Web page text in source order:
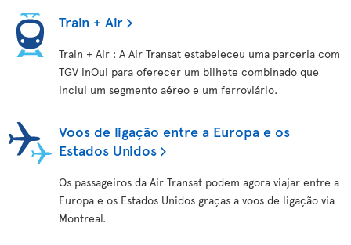
Train + Air
Train + Air : A Air Transat estabeleceu uma parceria com
TGV inOui para oferecer um bilhete combinado que
inclui um segmento aéreo e um ferroviário.
Voos de ligação entre a Europa e os
Estados Unidos
Os passageiros da Air Transat podem agora viajar entre a
Europa e os Estados Unidos graças a voos de ligação via
Montreal.